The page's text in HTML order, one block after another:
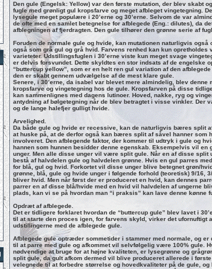
Den gule (Engelsk: Yellow) var den første mutation, der blev skabt
fugle med grønligt gul kropsfarve og meget afbleget vingetegning.
lysegule meget populære i 20’erne og 30’erne. Selvom de var
de ofte med en samlet betegnelse for afblegede (Eng.: dilutes), da
afblegningen af fjerdragten. Den gule tilhører den grønne serie af
Foruden de normale gule og hvide, kan mutationen naturligvis
også som grå gul og grå hvid. Farvens renhed kan kun opretholdes
varieteter. Udstillingsfuglen i 30’erne viste kun meget svage
er delvis forsvundet. Dette skyldtes en stor indsats af de engelske
“buttercup yellow”, som er en helt ren gul variation af den
den er skabt gennem udvælgelse af de mest klare gule.
Senere, i 30’erne, da isabel var blevet mere almindelig, blev
kropsfarve og vingetegning hos de gule. Kropsfarven på disse
kan sammenlignes med dagens lutinoer. Hoved, nakke, ryg og
antydning af bølgetegning når de blev betragtet i visse vinkler. Der
og de lange halefjer gulligt hvide.
Arvelighed.
Da både gule og hvide er recessive, kan de naturligvis bæres split
at huske på, at de derfor også kan bæres split af såvel hanner som
involveret. Den afblegende faktor, der kommer til udtryk i gule og
hannen som hunnen besidder denne egenskab. Eksempelvis vil
unger. Men alle disse unger vil være split gule. Når en af disse split
bestå af halvdelen gule og halvdelen grønne. Hvis en gul parres
for blå, gul og hvid. Forkortet vil disse unger blive betegnet grøn/
grønne, blå, gule og hvide unger i følgende forhold (teoretisk) 9/16,
bliver hvid. Men når først der er produceret en hvid, kan dennes
parrer en af disse blå/hvide med en hvid vil halvdelen af ungerne
plads, kan vi se på hvordan man “i praksis” kan lave denne kønne
Opdræt af afblegede.
Det er tidligere forklaret hvordan de “buttercup gule” blev lavet i
til at starte den proces igen, for farvens skyld, virker det ufornuftigt
udstillingerne med de afblegede gule.
Afblegede gule optræder sommetider i stammer med normale, og
til at parre med gule og afkommet vil selvfølgelig være 100% gule.
nødvendige at bruge for at højne kvaliteten, er lysegrønne og
split gule, da gult afkom dermed vil blive produceret allerede i
velegnede til at forbedre størrelse og hovedkvaliteter på de gule,